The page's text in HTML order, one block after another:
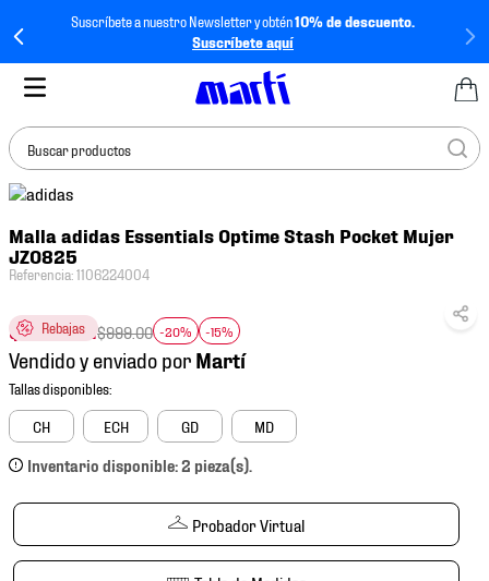
Suscríbete a nuestro Newsletter y obtén10% de descuento.
Suscríbete aquí
Buscar productos
Malla adidas Essentials Optime Stash Pocket Mujer
JZ0825
Referencia:1106224004
Rebajas
$679.32$999.00 -20% -15%
Vendido y enviado por
CH ECH GD MD
Inventario disponible: 2 pieza(s).
Probador Virtual
BUSCADOS
1.
tenis mujer
3.
tenis
4.
tenis futbol
.
mochila
6.
jersey
7.
mochilas